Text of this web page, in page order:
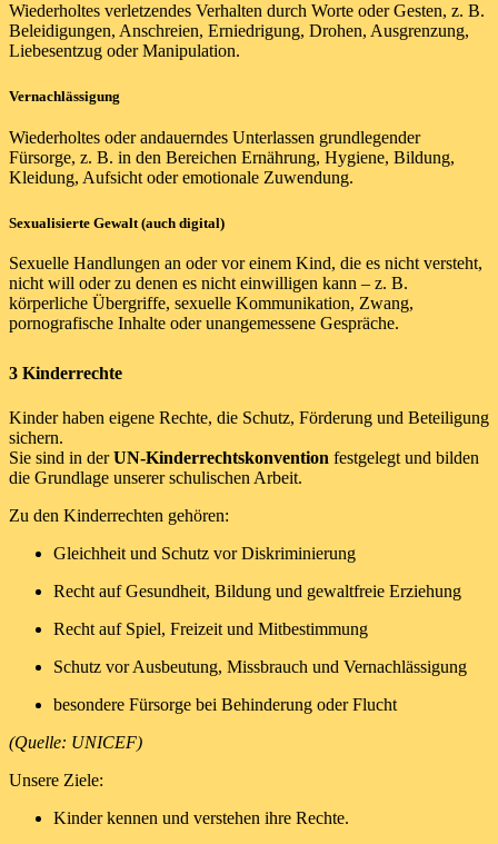
Wiederholtes verletzendes Verhalten durch Worte oder Gesten, z. B.
Beleidigungen, Anschreien, Erniedrigung, Drohen, Ausgrenzung,
Liebesentzug oder Manipulation.
Vernachlässigung
Wiederholtes oder andauerndes Unterlassen grundlegender
Fürsorge, z. B. in den Bereichen Ernährung, Hygiene, Bildung,
Kleidung, Aufsicht oder emotionale Zuwendung.
Sexualisierte Gewalt (auch digital)
Sexuelle Handlungen an oder vor einem Kind, die es nicht versteht,
nicht will oder zu denen es nicht einwilligen kann – z. B.
körperliche Übergriffe, sexuelle Kommunikation, Zwang,
pornografische Inhalte oder unangemessene Gespräche.
3 Kinderrechte
Kinder haben eigene Rechte, die Schutz, Förderung und Beteiligung
sichern.
Sie sind in derUN-Kinderrechtskonvention festgelegt und bilden
die Grundlage unserer schulischen Arbeit.
Zu den Kinderrechten gehören:
Gleichheit und Schutz vor Diskriminierung
Recht auf Gesundheit, Bildung und gewaltfreie Erziehung
Recht auf Spiel, Freizeit und Mitbestimmung
Schutz vor Ausbeutung, Missbrauch und Vernachlässigung
besondere Fürsorge bei Behinderung oder Flucht
(Quelle: UNICEF)
Unsere Ziele:
Kinder kennen und verstehen ihre Rechte.